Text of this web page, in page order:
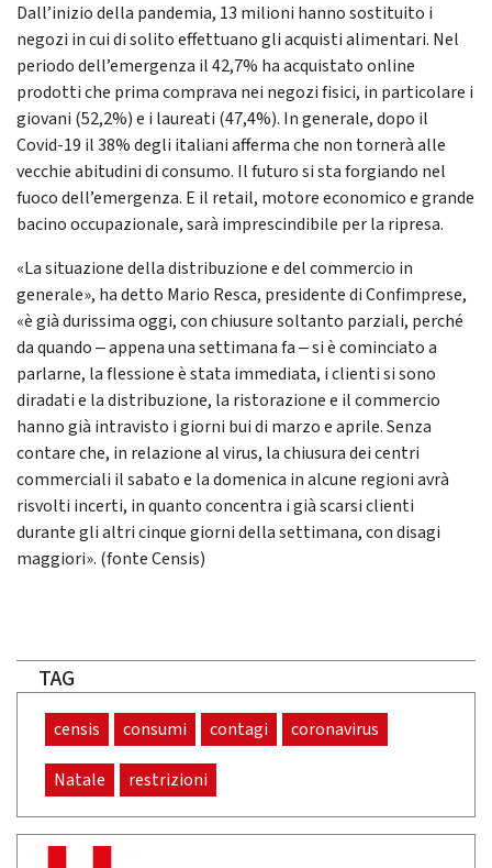
Dall’inizio della pandemia, 13 milioni hanno sostituito i
negozi in cui di solito effettuano gli acquisti alimentari. Nel
periodo dell’emergenza il 42,7% ha acquistato online
prodotti che prima comprava nei negozi fisici, in particolare i
giovani (52,2%) e i laureati (47,4%). In generale, dopo il
Covid-19 il 38% degli italiani afferma che non tornerà alle
vecchie abitudini di consumo. Il futuro si sta forgiando nel
fuoco dell’emergenza. E il retail, motore economico e grande
bacino occupazionale, sarà imprescindibile per la ripresa.
«La situazione della distribuzione e del commercio in
generale», ha detto Mario Resca, presidente di Confimprese,
«è già durissima oggi, con chiusure soltanto parziali, perché
da quando ‒ appena una settimana fa ‒ si è cominciato a
parlarne, la flessione è stata immediata, i clienti si sono
diradati e la distribuzione, la ristorazione e il commercio
hanno già intravisto i giorni bui di marzo e aprile. Senza
contare che, in relazione al virus, la chiusura dei centri
commerciali il sabato e la domenica in alcune regioni avrà
risvolti incerti, in quanto concentra i già scarsi clienti
durante gli altri cinque giorni della settimana, con disagi
maggiori». (fonte Censis)
TAG
censis consumi contagi coronavirus
Natale restrizioni